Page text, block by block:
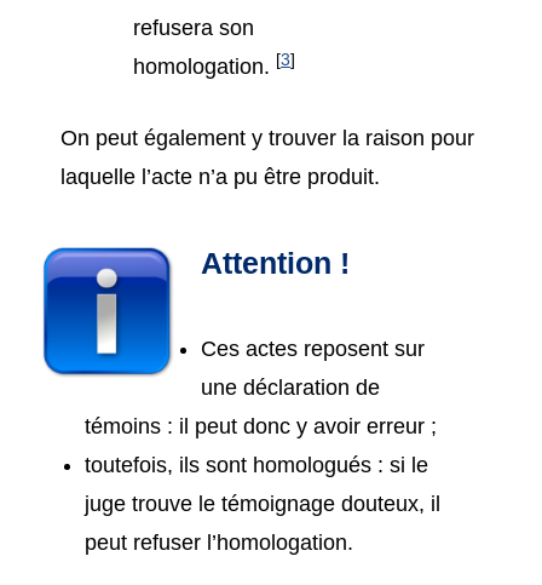
refusera son
homologation. [3]
On peut également y trouver la raison pour
laquelle l’acte n’a pu être produit.
Attention !
Ces actes reposent sur
une déclaration de
témoins : il peut donc y avoir erreur ;
toutefois, ils sont homologués : si le
juge trouve le témoignage douteux, il
peut refuser l’homologation.